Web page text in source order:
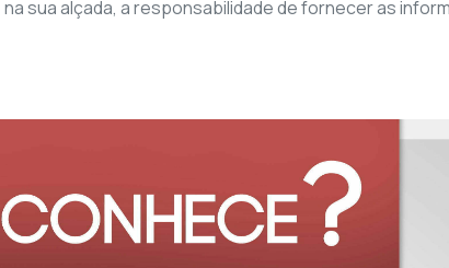
sua alçada, a responsabilidade de fornecer as